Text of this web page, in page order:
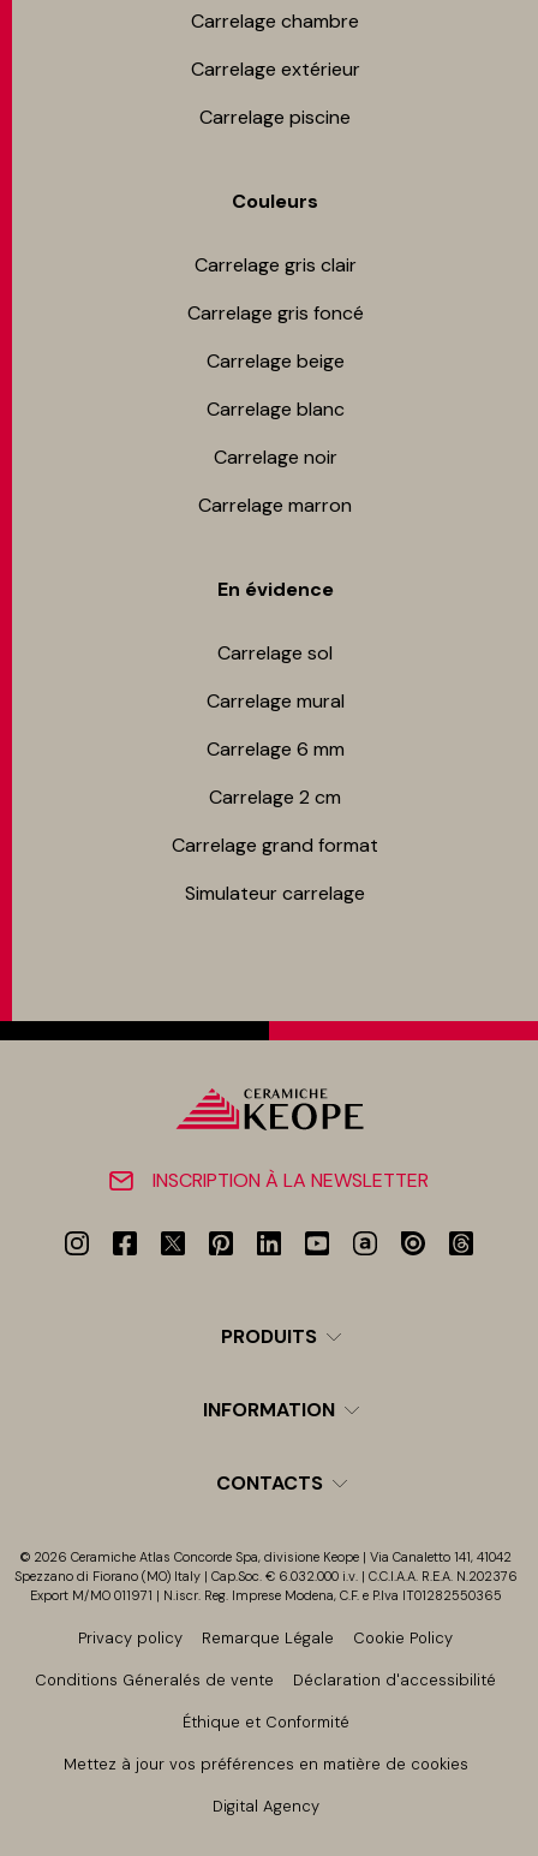
Carrelage chambre​
Carrelage extérieur
Carrelage piscine
Couleurs
Carrelage gris clair
Carrelage gris foncé
Carrelage beige
Carrelage blanc
Carrelage noir
Carrelage marron
En évidence
Carrelage sol
Carrelage mur​al
Carrelage 6 mm
Carrelage 2 cm
Carrelage grand format
Simulateur carrelage
INSCRIPTION À LA NEWSLETTER
PRODUITS
INFORMATION
CONTACTS
© 2026 Ceramiche Atlas Concorde Spa, divisione Keope | Via Canaletto 141, 41042
Spezzano di Fiorano (MO) Italy | Cap.Soc. € 6.032.000 i.v. | C.C.I.A.A. R.E.A. N.202376
Export M/MO 011971 | N.iscr. Reg. Imprese Modena, C.F. e P.Iva IT01282550365
Privacy policy Remarque Légale Cookie Policy
Conditions Géneralés de vente Déclaration d'accessibilité
Éthique et Conformité
Mettez à jour vos préférences en matière de cookies
Digital Agency